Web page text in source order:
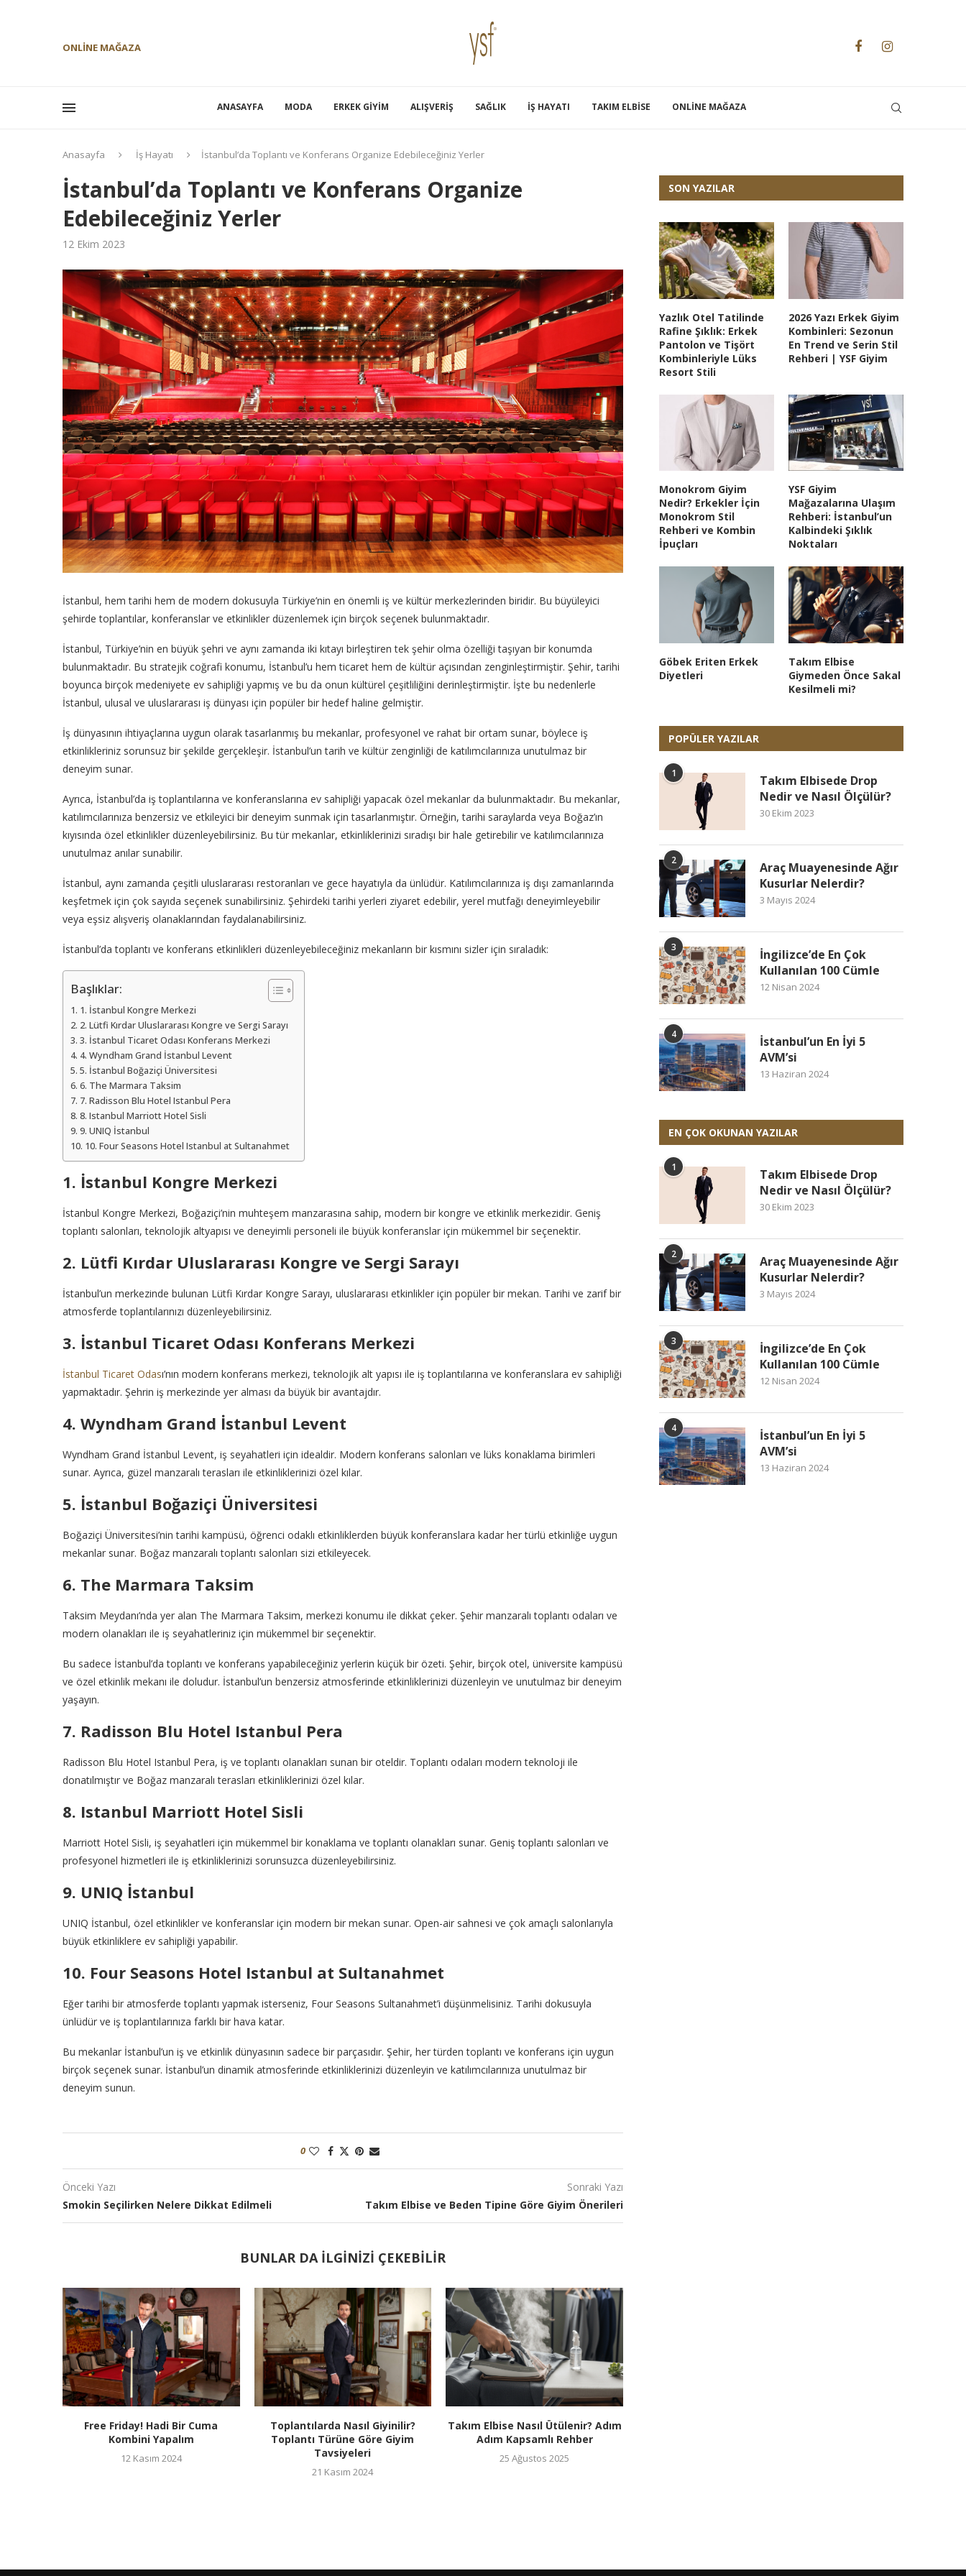
ONLINE MAĞAZA
ANASAYFA MODA ERKEK GIYIM ALIŞVERIŞ SAĞLIK İŞ HAYATI TAKIM ELBISE ONLINE MAĞAZA
Anasayfa İş Hayatı İstanbul’da Toplantı ve Konferans Organize Edebileceğiniz Yerler
İstanbul’da Toplantı ve Konferans Organize
Edebileceğiniz Yerler
12 Ekim 2023
İstanbul, hem tarihi hem de modern dokusuyla Türkiye’nin en önemli iş ve kültür merkezlerinden biridir. Bu büyüleyici
şehirde toplantılar, konferanslar ve etkinlikler düzenlemek için birçok seçenek bulunmaktadır.
İstanbul, Türkiye’nin en büyük şehri ve aynı zamanda iki kıtayı birleştiren tek şehir olma özelliği taşıyan bir konumda
bulunmaktadır. Bu stratejik coğrafi konumu, İstanbul’u hem ticaret hem de kültür açısından zenginleştirmiştir. Şehir, tarihi
boyunca birçok medeniyete ev sahipliği yapmış ve bu da onun kültürel çeşitliliğini derinleştirmiştir. İşte bu nedenlerle
İstanbul, ulusal ve uluslararası iş dünyası için popüler bir hedef haline gelmiştir.
İş dünyasının ihtiyaçlarına uygun olarak tasarlanmış bu mekanlar, profesyonel ve rahat bir ortam sunar, böylece iş
etkinlikleriniz sorunsuz bir şekilde gerçekleşir. İstanbul’un tarih ve kültür zenginliği de katılımcılarınıza unutulmaz bir
deneyim sunar.
Ayrıca, İstanbul’da iş toplantılarına ve konferanslarına ev sahipliği yapacak özel mekanlar da bulunmaktadır. Bu mekanlar,
katılımcılarınıza benzersiz ve etkileyici bir deneyim sunmak için tasarlanmıştır. Örneğin, tarihi saraylarda veya Boğaz’ın
kıyısında özel etkinlikler düzenleyebilirsiniz. Bu tür mekanlar, etkinliklerinizi sıradışı bir hale getirebilir ve katılımcılarınıza
unutulmaz anılar sunabilir.
İstanbul, aynı zamanda çeşitli uluslararası restoranları ve gece hayatıyla da ünlüdür. Katılımcılarınıza iş dışı zamanlarında
keşfetmek için çok sayıda seçenek sunabilirsiniz. Şehirdeki tarihi yerleri ziyaret edebilir, yerel mutfağı deneyimleyebilir
veya eşsiz alışveriş olanaklarından faydalanabilirsiniz.
İstanbul’da toplantı ve konferans etkinlikleri düzenleyebileceğiniz mekanların bir kısmını sizler için sıraladık:
Başlıklar:
1. İstanbul Kongre Merkezi
2. Lütfi Kırdar Uluslararası Kongre ve Sergi Sarayı
3. İstanbul Ticaret Odası Konferans Merkezi
4. Wyndham Grand İstanbul Levent
5. İstanbul Boğaziçi Üniversitesi
6. The Marmara Taksim
7. Radisson Blu Hotel Istanbul Pera
8. Istanbul Marriott Hotel Sisli
9. UNIQ İstanbul
10. Four Seasons Hotel Istanbul at Sultanahmet
1. İstanbul Kongre Merkezi
İstanbul Kongre Merkezi, Boğaziçi’nin muhteşem manzarasına sahip, modern bir kongre ve etkinlik merkezidir. Geniş
toplantı salonları, teknolojik altyapısı ve deneyimli personeli ile büyük konferanslar için mükemmel bir seçenektir.
2. Lütfi Kırdar Uluslararası Kongre ve Sergi Sarayı
İstanbul’un merkezinde bulunan Lütfi Kırdar Kongre Sarayı, uluslararası etkinlikler için popüler bir mekan. Tarihi ve zarif bir
atmosferde toplantılarınızı düzenleyebilirsiniz.
3. İstanbul Ticaret Odası Konferans Merkezi
İstanbul Ticaret Odası’nın modern konferans merkezi, teknolojik alt yapısı ile iş toplantılarına ve konferanslara ev sahipliği
yapmaktadır. Şehrin iş merkezinde yer alması da büyük bir avantajdır.
4. Wyndham Grand İstanbul Levent
Wyndham Grand İstanbul Levent, iş seyahatleri için idealdir. Modern konferans salonları ve lüks konaklama birimleri
sunar. Ayrıca, güzel manzaralı terasları ile etkinliklerinizi özel kılar.
5. İstanbul Boğaziçi Üniversitesi
Boğaziçi Üniversitesi’nin tarihi kampüsü, öğrenci odaklı etkinliklerden büyük konferanslara kadar her türlü etkinliğe uygun
mekanlar sunar. Boğaz manzaralı toplantı salonları sizi etkileyecek.
6. The Marmara Taksim
Taksim Meydanı’nda yer alan The Marmara Taksim, merkezi konumu ile dikkat çeker. Şehir manzaralı toplantı odaları ve
modern olanakları ile iş seyahatleriniz için mükemmel bir seçenektir.
Bu sadece İstanbul’da toplantı ve konferans yapabileceğiniz yerlerin küçük bir özeti. Şehir, birçok otel, üniversite kampüsü
ve özel etkinlik mekanı ile doludur. İstanbul’un benzersiz atmosferinde etkinliklerinizi düzenleyin ve unutulmaz bir deneyim
yaşayın.
7. Radisson Blu Hotel Istanbul Pera
Radisson Blu Hotel Istanbul Pera, iş ve toplantı olanakları sunan bir oteldir. Toplantı odaları modern teknoloji ile
donatılmıştır ve Boğaz manzaralı terasları etkinliklerinizi özel kılar.
8. Istanbul Marriott Hotel Sisli
Marriott Hotel Sisli, iş seyahatleri için mükemmel bir konaklama ve toplantı olanakları sunar. Geniş toplantı salonları ve
profesyonel hizmetleri ile iş etkinliklerinizi sorunsuzca düzenleyebilirsiniz.
9. UNIQ İstanbul
UNIQ İstanbul, özel etkinlikler ve konferanslar için modern bir mekan sunar. Open-air sahnesi ve çok amaçlı salonlarıyla
büyük etkinliklere ev sahipliği yapabilir.
10. Four Seasons Hotel Istanbul at Sultanahmet
Eğer tarihi bir atmosferde toplantı yapmak isterseniz, Four Seasons Sultanahmet’i düşünmelisiniz. Tarihi dokusuyla
ünlüdür ve iş toplantılarınıza farklı bir hava katar.
Bu mekanlar İstanbul’un iş ve etkinlik dünyasının sadece bir parçasıdır. Şehir, her türden toplantı ve konferans için uygun
birçok seçenek sunar. İstanbul’un dinamik atmosferinde etkinliklerinizi düzenleyin ve katılımcılarınıza unutulmaz bir
deneyim sunun.
0
Önceki Yazı
Smokin Seçilirken Nelere Dikkat Edilmeli
Sonraki Yazı
Takım Elbise ve Beden Tipine Göre Giyim Önerileri
BUNLAR DA ILGINIZI ÇEKEBILIR
Free Friday! Hadi Bir Cuma
Kombini Yapalım
12 Kasım 2024
Toplantılarda Nasıl Giyinilir?
Toplantı Türüne Göre Giyim
Tavsiyeleri
21 Kasım 2024
Takım Elbise Nasıl Ütülenir? Adım
Adım Kapsamlı Rehber
25 Ağustos 2025
SON YAZILAR
Yazlık Otel Tatilinde
Rafine Şıklık: Erkek
Pantolon ve Tişört
Kombinleriyle Lüks
Resort Stili
2026 Yazı Erkek Giyim
Kombinleri: Sezonun
En Trend ve Serin Stil
Rehberi | YSF Giyim
Monokrom Giyim
Nedir? Erkekler İçin
Monokrom Stil
Rehberi ve Kombin
İpuçları
YSF Giyim
Mağazalarına Ulaşım
Rehberi: İstanbul’un
Kalbindeki Şıklık
Noktaları
Göbek Eriten Erkek
Diyetleri
Takım Elbise
Giymeden Önce Sakal
Kesilmeli mi?
POPÜLER YAZILAR
1
Takım Elbisede Drop
Nedir ve Nasıl Ölçülür?
30 Ekim 2023
2
Araç Muayenesinde Ağır
Kusurlar Nelerdir?
3 Mayıs 2024
3
İngilizce’de En Çok
Kullanılan 100 Cümle
12 Nisan 2024
4
İstanbul’un En İyi 5
AVM’si
13 Haziran 2024
EN ÇOK OKUNAN YAZILAR
1
Takım Elbisede Drop
Nedir ve Nasıl Ölçülür?
30 Ekim 2023
2
Araç Muayenesinde Ağır
Kusurlar Nelerdir?
3 Mayıs 2024
3
İngilizce’de En Çok
Kullanılan 100 Cümle
12 Nisan 2024
4
İstanbul’un En İyi 5
AVM’si
13 Haziran 2024